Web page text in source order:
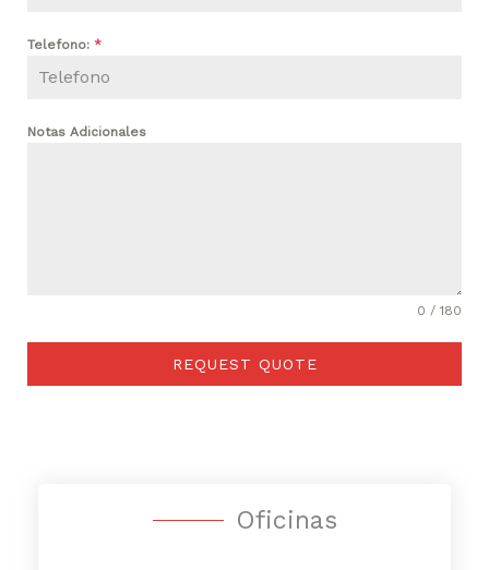
Telefono: *
Notas Adicionales
0 / 180
REQUEST QUOTE
Oficinas